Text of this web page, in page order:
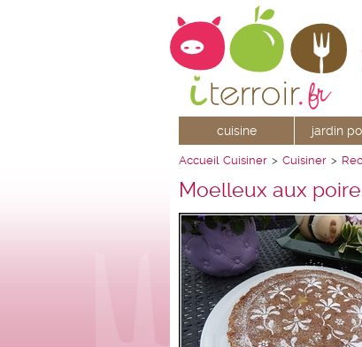
cuisine jardin
Accueil Cuisiner > Cuisiner >
Moelleux aux